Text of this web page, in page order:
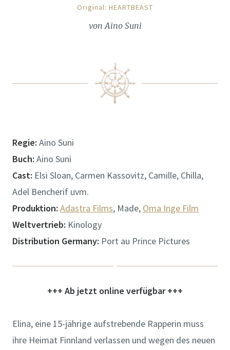
Original: HEARTBEAST
von Aino Suni
Regie: Aino Suni
Buch: Aino Suni
Cast: Elsi Sloan, Carmen Kassovitz, Camille, Chilla,
Adel Bencherif uvm.
Produktion: Adastra Films, Made, Oma Inge Film
Weltvertrieb: Kinology
Distribution Germany: Port au Prince Pictures
+++ Ab jetzt online verfügbar +++
Elina, eine 15-jährige aufstrebende Rapperin muss
ihre Heimat Finnland verlassen und wegen des neuen